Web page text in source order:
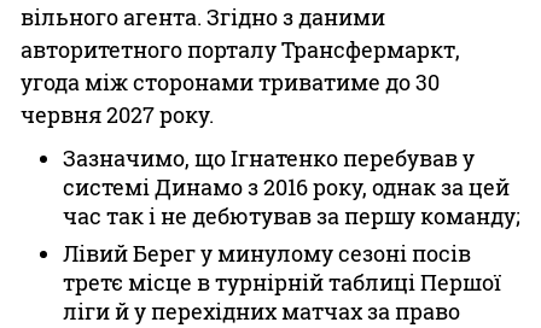
вільного агента. Згідно з даними
авторитетного порталу Трансфермаркт,
угода між сторонами триватиме до 30
червня 2027 року.
Зазначимо, що Ігнатенко перебував у
системі Динамо з 2016 року, однак за цей
час так і не дебютував за першу команду;
Лівий Берег у минулому сезоні посів
третє місце в турнірній таблиці Першої
ліги й у перехідних матчах за право